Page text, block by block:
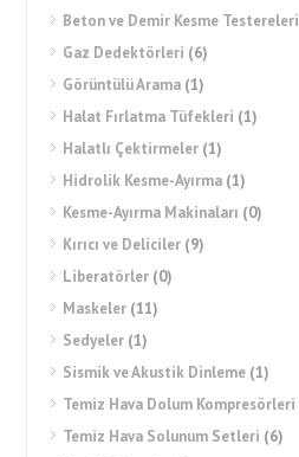
Beton ve Demir Kesme Testereleri
Gaz Dedektörleri (6)
Görüntülü Arama (1)
Halat Fırlatma Tüfekleri (1)
Halatlı Çektirmeler (1)
Hidrolik Kesme-Ayırma (1)
Kesme-Ayırma Makinaları (0)
Kırıcı ve Deliciler (9)
Liberatörler (0)
Maskeler (11)
Sedyeler (1)
Sismik ve Akustik Dinleme (1)
Temiz Hava Dolum Kompresörleri
Temiz Hava Solunum Setleri (6)